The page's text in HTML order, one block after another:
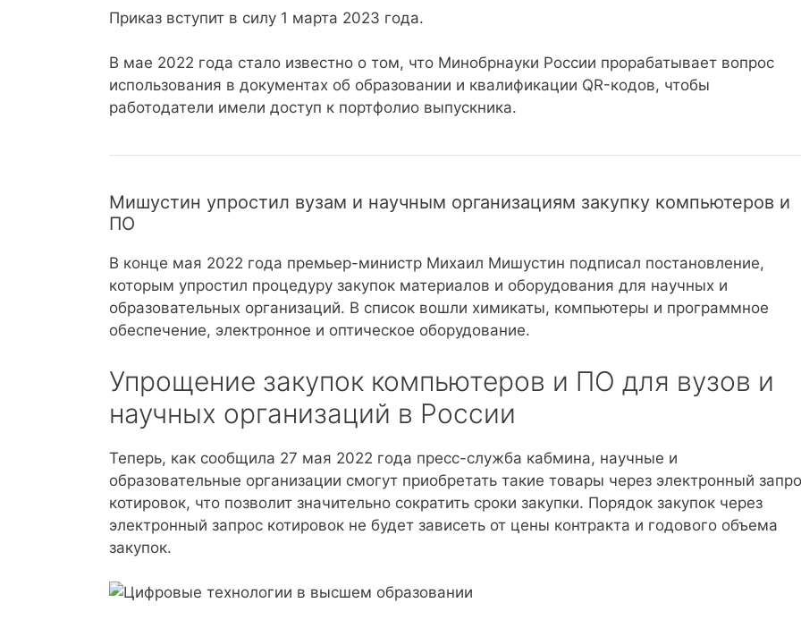
Приказ вступит в силу 1 марта 2023 года.
В мае 2022 года стало известно о том, что Минобрнауки России прорабатывает вопрос
использования в документах об образовании и квалификации QR-кодов, чтобы
работодатели имели доступ к портфолио выпускника.
Мишустин упростил вузам и научным организациям закупку компьютеров и
ПО
В конце мая 2022 года премьер-министр Михаил Мишустин подписал постановление,
которым упростил процедуру закупок материалов и оборудования для научных и
образовательных организаций. В список вошли химикаты, компьютеры и программное
обеспечение, электронное и оптическое оборудование.
Упрощение закупок компьютеров и ПО для вузов и
научных организаций в России
Теперь, как сообщила 27 мая 2022 года пресс-служба кабмина, научные и
образовательные организации смогут приобретать такие товары через электронный
котировок, что позволит значительно сократить сроки закупки. Порядок закупок через
электронный запрос котировок не будет зависеть от цены контракта и годового объема
закупок.